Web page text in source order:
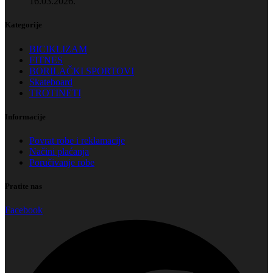
Kategorije
BICIKLIZAM
FITNES
BORILAČKI SPORTOVI
Skateboard
TROTINETI
Informacije
Povrat robe i reklamacije
Načini plaćanja
Poručivanje robe
Pratite nas
Facebook